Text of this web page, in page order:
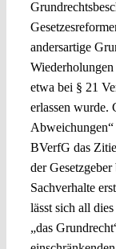
andersartige
etwa bei § 21
erlassen wurde.
Abweichungen“
BVerfG das
der
Sachverhalte
lässt sich all
„das